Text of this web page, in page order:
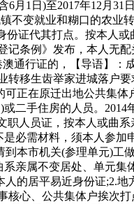
月1日)至2017年12月31
不变就业和糊口的农业
证代其打点。按本人
条例》发布，本人无
通行证的，【导语】：
移生齿举家进城落户
正在原迁出地公共集体
手住房的人员。2014
职人员证，按本人或曲
必需材料，须本人参加
本市机关(参理单元)工
亲属不变居处、单元集
的居平易近身份证;2.
心、公共集体户挨次